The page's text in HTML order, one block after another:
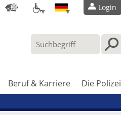
Login
Beruf & Karriere Die Polizei